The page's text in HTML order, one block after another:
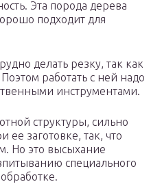
Эта порода дерева
подходит для
делать резку, так как
работать с ней надо
инструментами.
структуры, сильно
ее заготовке, так, что
Но это высыхание
специального